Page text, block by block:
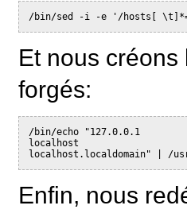
/bin/sed -i -e '/hosts[ \t]*=[
Et nous
forgés:
/bin/echo "127.0.0.1
localhost
localhost.localdomain" | /
Enfin, nous